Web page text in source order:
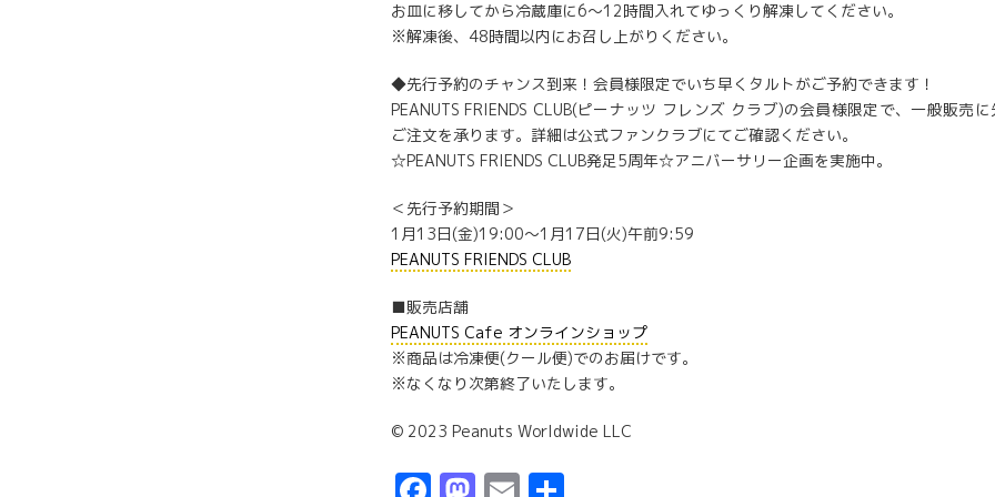
お皿に移してから冷蔵庫に6〜12時間入れてゆっくり解凍してください。
※解凍後、48時間以内にお召し上がりください。
◆先行予約のチャンス到来！会員様限定でいち早くタルトがご予約できます！
PEANUTS FRIENDS CLUB(ピーナッツ フレンズ クラブ)の会員様限定で、一般販売
ご注文を承ります。詳細は公式ファンクラブにてご確認ください。
☆PEANUTS FRIENDS CLUB発足5周年☆アニバーサリー企画を実施中。
＜先行予約期間＞
1月13日(金)19:00〜1月17日(火)午前9:59
PEANUTS FRIENDS CLUB
■販売店舗
PEANUTS Cafe オンラインショップ
※商品は冷凍便(クール便)でのお届けです。
※なくなり次第終了いたします。
© 2023 Peanuts Worldwide LLC